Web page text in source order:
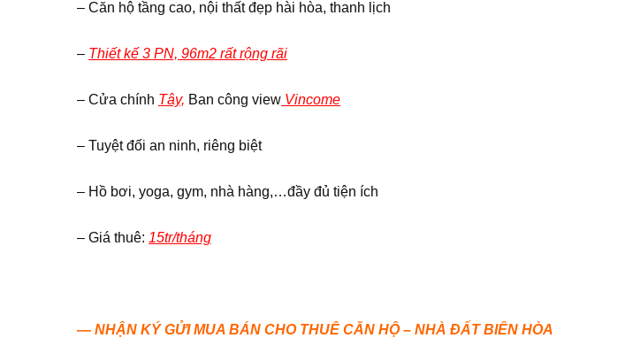
– Căn hộ tầng cao, nội thất đẹp hài hòa, thanh lịch
– Thiết kế 3 PN, 96m2 rất rộng rãi
– Cửa chính Tây, Ban công view Vincome
– Tuyệt đối an ninh, riêng biệt
– Hồ bơi, yoga, gym, nhà hàng,…đầy đủ tiện ích
– Giá thuê: 15tr/tháng
— NHẬN KÝ GỬI MUA BÁN CHO THUÊ CĂN HỘ – NHÀ ĐẤT BIÊN HÒA